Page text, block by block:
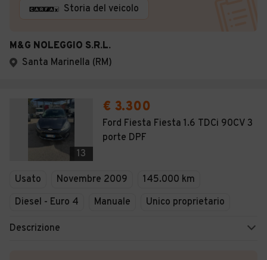
Storia del veicolo
M&G NOLEGGIO S.R.L.
Santa Marinella (RM)
13
€ 3.300
Ford Fiesta Fiesta 1.6 TDCi 90CV 3
porte DPF
Usato Novembre 2009
145.000 km
Diesel - Euro 4
Manuale Unico proprietario
Descrizione